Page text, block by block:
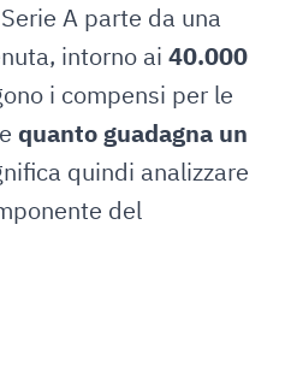
A parte da una
intorno ai 40.000
i compensi per le
quanto guadagna un
quindi analizzare
del